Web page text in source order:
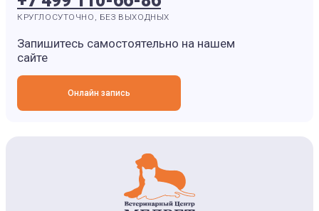
КРУГЛОСУТОЧНО, БЕЗ ВЫХОДНЫХ
Запишитесь самостоятельно на нашем
сайте
Онлайн запись